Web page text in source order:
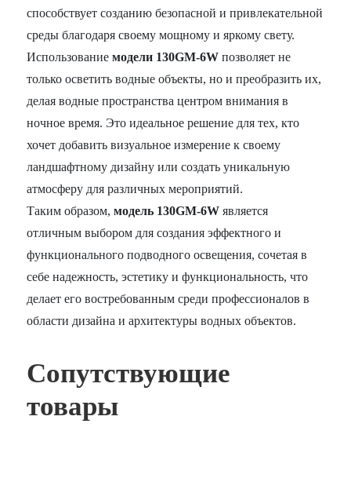
способствует созданию безопасной и привлекательной
среды благодаря своему мощному и яркому свету.
Использованиемодели 130GM-6W позволяет не
только осветить водные объекты, но и преобразить их,
делая водные пространства центром внимания в
ночное время. Это идеальное решение для тех, кто
хочет добавить визуальное измерение к своему
ландшафтному дизайну или создать уникальную
атмосферу для различных мероприятий.
Таким образом,модель 130GM-6W является
отличным выбором для создания эффектного и
функционального подводного освещения, сочетая в
себе надежность, эстетику и функциональность, что
делает его востребованным среди профессионалов в
области дизайна и архитектуры водных объектов.
Сопутствующие
товары